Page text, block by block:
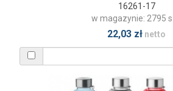
16261-17
w magazynie: 2795
22,03 zł netto